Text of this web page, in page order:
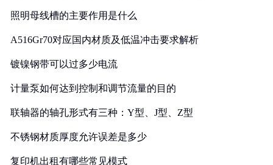
照明母线槽的主要作用是什么
A516Gr70对应国内材质及低温冲击要求解析
镀镍钢带可以过多少电流
计量泵如何达到控制和调节流量的目的
联轴器的轴孔形式有三种：Y型、J型、Z型
不锈钢材质厚度允许误差是多少
复印机出租有哪些常见模式